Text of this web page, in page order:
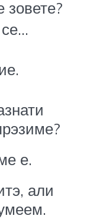
зовете?
е.
али